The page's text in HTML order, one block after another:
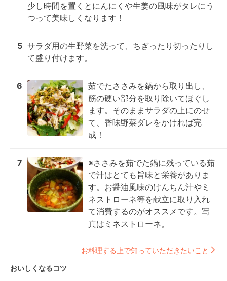
少し時間を置くとにんにくや生姜の風味がタレにう
つって美味しくなります！
5 サラダ用の生野菜を洗って、ちぎったり切ったりし
て盛り付けます。
6
茹でたささみを鍋から取り出し、
筋の硬い部分を取り除いてほぐし
ます。そのままサラダの上にのせ
て、香味野菜ダレをかければ完
成！
7
※ささみを茹でた鍋に残っている茹
で汁はとても旨味と栄養がありま
す。お醤油風味のけんちん汁やミ
ネストローネ等を献立に取り入れ
て消費するのがオススメです。写
真はミネストローネ。
お料理する上で知っていただきたいこと
おいしくなるコツ